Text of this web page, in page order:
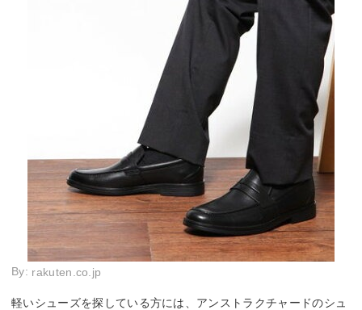
By: rakuten.co.jp
軽いシューズを探している方には、アンストラクチャードのシュ